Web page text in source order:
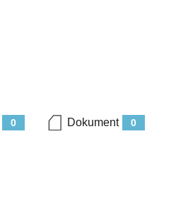
0 0
Dokument